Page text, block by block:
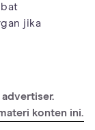
jika
someone-else/
konten ini.